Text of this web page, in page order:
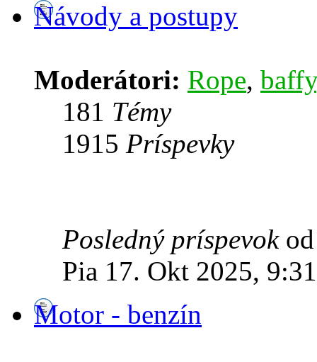
Návody a postupy
Moderátori: Rope, baffy
181 Témy
1915 Príspevky
Posledný príspevok
Pia 17. Okt 2025, 9:31
Motor - benzín